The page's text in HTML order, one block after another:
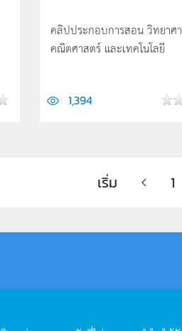
คลิปประกอบการสอน วิทยาศ
คณิตศาสตร์ และเทคโนโลยี
1,394
เริ่ม 1